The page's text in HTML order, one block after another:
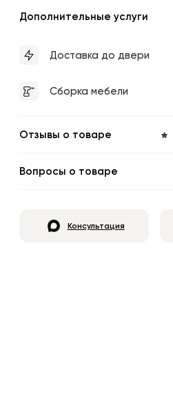
Дополнительные услуги
Доставка до двери
Сборка мебели
Отзывы о товаре
Вопросы о товаре
Консультация